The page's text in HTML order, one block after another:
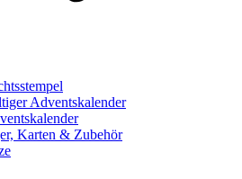
Adventskalender
Karten & Zubehör